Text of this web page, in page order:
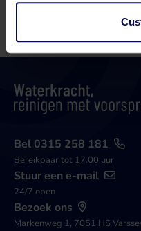
op. We helpen je graag
Bel 0315 258 181
Bereikbaar tot 17.00 uur
Stuur een e-mail
24/7 open
Bezoek ons
Markenweg 1, 7051 HS